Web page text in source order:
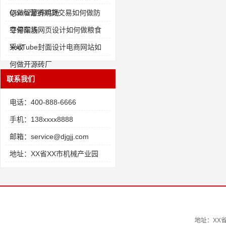
何做智慧养鸡场
Quora营销期货交易如何做防
空停车场
寻甸回族网页设计如何做粮食
采收
YouTube封面设计电商网站如
何做开源砖厂
联系我们
电话：400-888-6666
手机：138xxxx8888
邮箱：service@djgjj.com
地址：XX省XX市机械产业园
地址：XX